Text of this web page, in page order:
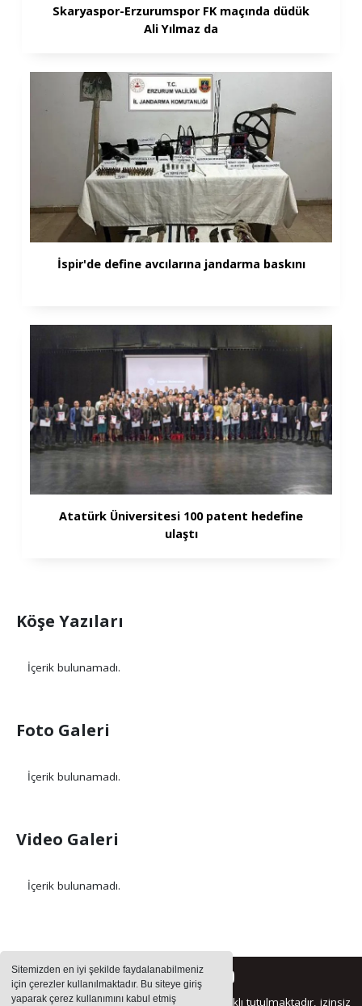
Sitemizden en iyi şekilde faydalanabilmeniz
için çerezler kullanılmaktadır. Bu siteye giriş
yaparak çerez kullanımını kabul etmiş
Skaryaspor-Erzurumspor FK maçında düdük
Ali Yılmaz da
İspir'de define avcılarına jandarma baskını
Atatürk Üniversitesi 100 patent hedefine
ulaştı
Köşe Yazıları
İçerik bulunamadı.
Foto Galeri
İçerik bulunamadı.
Video Galeri
İçerik bulunamadı.
Sitemizde bulunan içeriklerin tüm hakları saklı tutulmaktadır, izinsiz